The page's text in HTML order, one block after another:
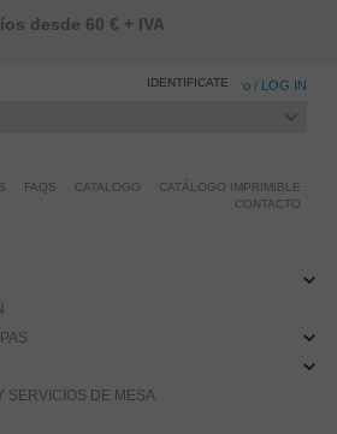
desde 60 € + IVA
Registro / LOG IN
IDENTIFICATE
FAQS CATALOGO
CATÁLOGO IMPRIMIBLE
CONTACTO
SERVICIOS DE MESA